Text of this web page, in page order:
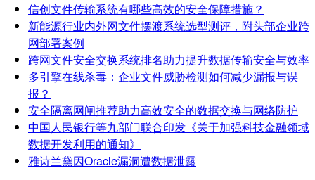
信创文件传输系统有哪些高效的安全保障措施？
新能源行业内外网文件摆渡系统选型测评，附头部企业跨
网部署案例
跨网文件安全交换系统排名助力提升数据传输安全与效率
多引擎在线杀毒：企业文件威胁检测如何减少漏报与误
报？
安全隔离网闸推荐助力高效安全的数据交换与网络防护
中国人民银行等九部门联合印发《关于加强科技金融领域
数据开发利用的通知》
雅诗兰黛因Oracle漏洞遭数据泄露